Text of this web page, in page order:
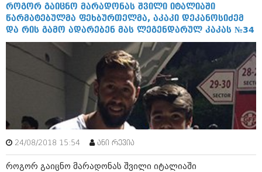
როგორ გაიცნო მარადონას შვილი იტალიაში
წარმატებულმა ფეხბურთელმა, აკაკი დეკანოსიძემ
და რის გამო ადარებენ მას ლეგენდარულ კაკას №34
24/08/2018 15:54 ანი რევია
როგორ გაიცნო მარადონას შვილი იტალიაში